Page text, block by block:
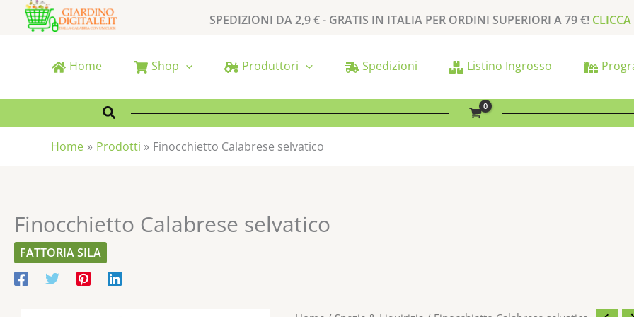
SPEDIZIONI DA 2,9 € - GRATIS IN ITALIA PER ORDINI SUPERIORI A79 €!
Home Shop Produttori Spedizioni Listino Ingrosso
Cerca
Home Prodotti Finocchietto Calabrese selvatico
Finocchietto Calabrese selvatico
FATTORIA SILA